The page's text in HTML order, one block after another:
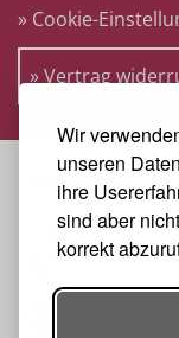
Wir
unseren
ihre
sind aber
korrekt
» Cookie-
» Vertrag
VERANSTALTER